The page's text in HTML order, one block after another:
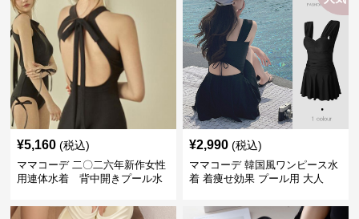
¥5,160 (税込)
ママコーデ 二〇二六年新作女性
用連体水着 背中開きプール水
¥2,990 (税込)
ママコーデ 韓国風ワンピース水
着 着痩せ効果 プール用 大人